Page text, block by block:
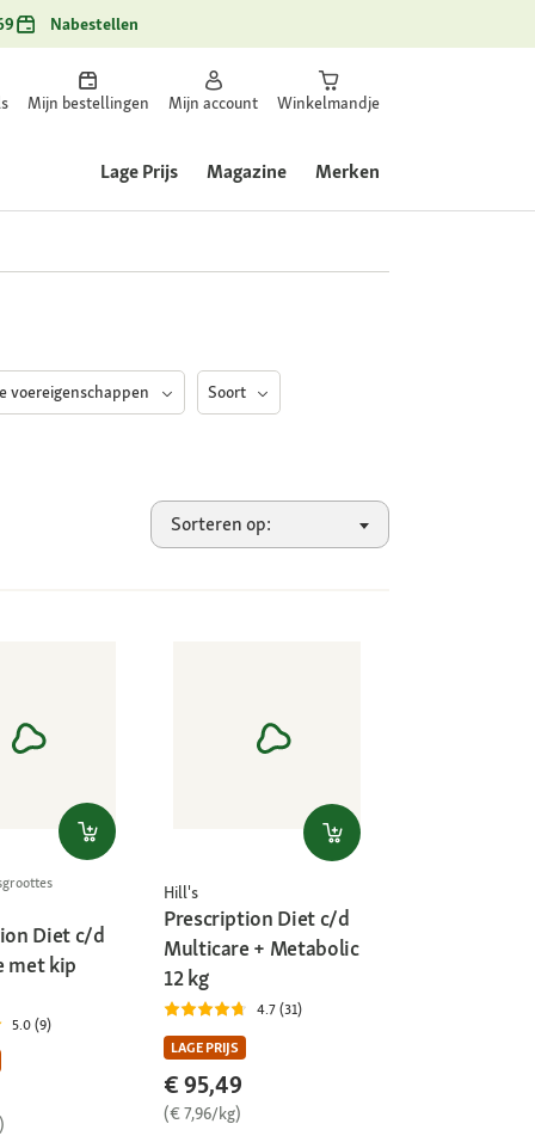
Nabestellen
Mijn bestellingen Mijn account Winkelmandje
Lage Prijs Magazine Merken
voereigenschappen Soort
Sorteren op:
Diet c/d
met kip
5.0 (9)
Hill's
Prescription Diet c/d
Multicare + Metabolic
12 kg
4.7 (31)
LAGE PRIJS
€ 95,49
(€ 7,96/kg)